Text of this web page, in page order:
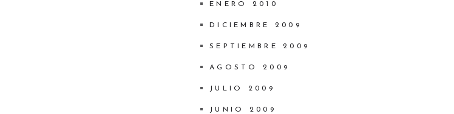
ENERO 2010
DICIEMBRE 2009
SEPTIEMBRE 2009
AGOSTO 2009
JULIO 2009
JUNIO 2009